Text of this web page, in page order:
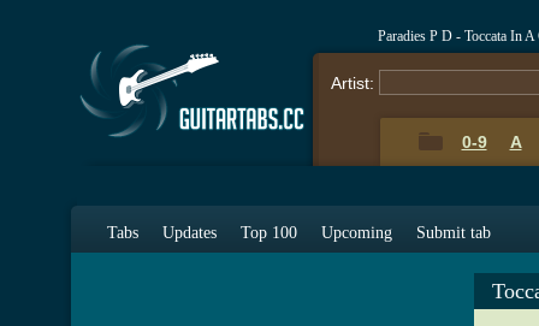
Paradies P D - Toccata In
Artist:
0-9 A
Tabs Updates Top 100 Upcoming Submit tab